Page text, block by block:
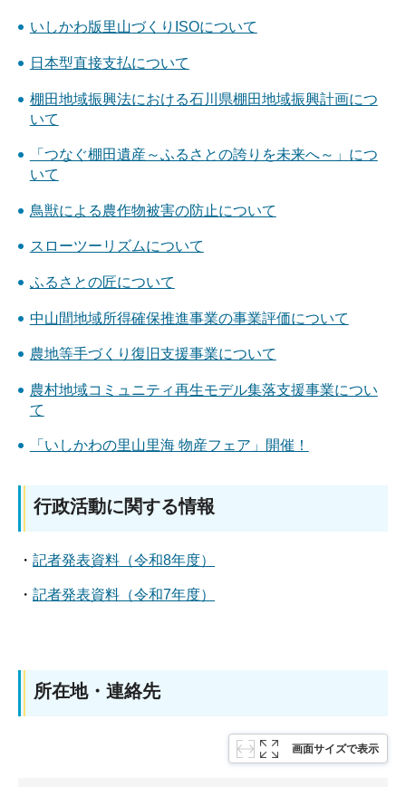
いしかわ版里山づくりISOについて
日本型直接支払について
棚田地域振興法における石川県棚田地域振興計画につ
いて
「つなぐ棚田遺産～ふるさとの誇りを未来へ～」につ
いて
鳥獣による農作物被害の防止について
スローツーリズムについて
ふるさとの匠について
中山間地域所得確保推進事業の事業評価について
農地等手づくり復旧支援事業について
農村地域コミュニティ再生モデル集落支援事業につい
て
「いしかわの里山里海 物産フェア」開催！
行政活動に関する情報
・ 記者発表資料（令和8年度）
・ 記者発表資料（令和7年度）
所在地・連絡先
画面サイズで表示